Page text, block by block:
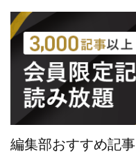
編集部おすすめ記事